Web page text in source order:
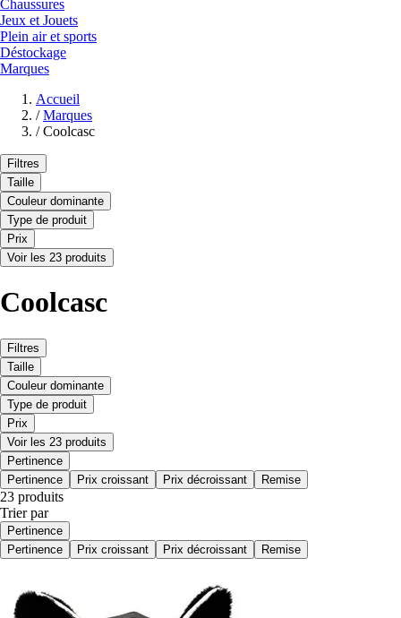
Chaussures
Jeux et Jouets
Plein air et sports
Déstockage
Marques
Accueil
/ Marques
/ Coolcasc
Filtres
Taille
Couleur dominante
Type de produit
Prix
Voir les 23 produits
Coolcasc
Filtres
Taille
Couleur dominante
Type de produit
Prix
Voir les 23 produits
Pertinence
Pertinence
Prix croissant Prix décroissant Remise
23 produits
Trier par
Pertinence
Pertinence
Prix croissant Prix décroissant Remise